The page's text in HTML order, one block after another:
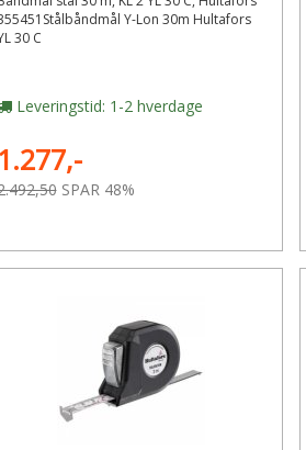
Y-Lon 30m Hultafors
30 C
Leveringstid: 1-2 hverdage
1.277,-
SPAR 48%